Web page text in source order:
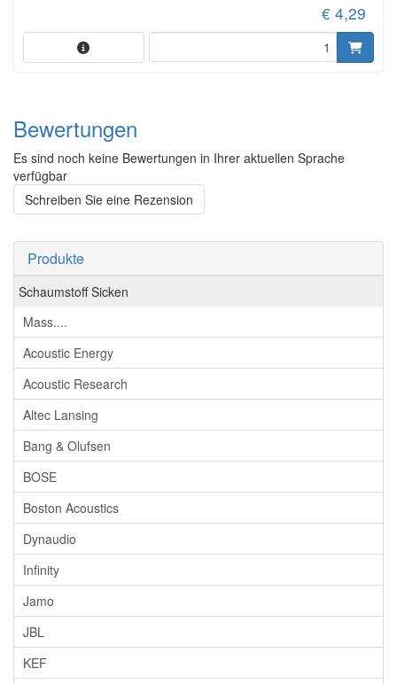
Produkte
Schaumstoff Sicken
Mass....
Acoustic Energy
Acoustic Research
Altec Lansing
Bang & Olufsen
BOSE
Boston Acoustics
Dynaudio
Infinity
Jamo
JBL
KEF
€ 4,29
Bewertungen
Es sind noch keine Bewertungen in Ihrer aktuellen Sprache
verfügbar
Schreiben Sie eine Rezension